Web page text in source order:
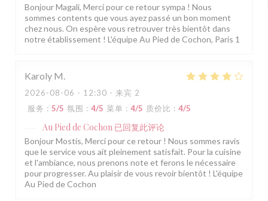
Bonjour Magali, Merci pour ce retour sympa ! Nous
sommes contents que vous ayez passé un bon moment
chez nous. On espère vous retrouver très bientôt dans
notre établissement ! L'équipe Au Pied de Cochon, Paris 1
Karoly M
2026-08-06 - 12:30 - 来宾 2
服务 : 5/5 氛围 : 4/5 菜单 : 4/5 质价比 : 4/5
Au Pied de Cochon 已回复此评论
Bonjour Mostis, Merci pour ce retour ! Nous sommes ravis
que le service vous ait pleinement satisfait. Pour la cuisine
et l'ambiance, nous prenons note et ferons le nécessaire
pour progresser. Au plaisir de vous revoir bientôt ! L'équipe
Au Pied de Cochon